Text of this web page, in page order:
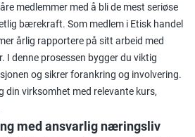
medlemmer med å bli de mest seriøse
bærekraft. Som medlem i Etisk handel
årlig rapportere på sitt arbeid med
I denne prosessen bygger du viktig
og sikrer forankring og involvering.
din virksomhet med relevante kurs,
med ansvarlig næringsliv